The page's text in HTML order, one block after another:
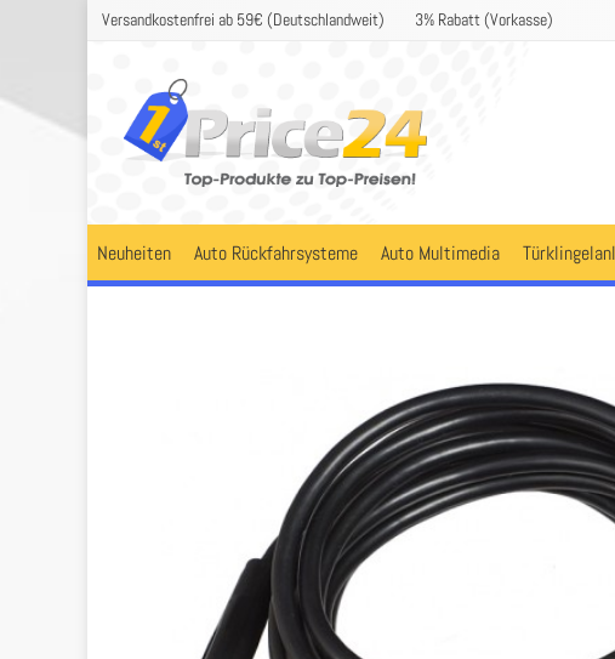
Versandkostenfrei ab 59€ (Deutschlandweit) 3% Rabatt (Vorkasse)
Neuheiten Auto Rückfahrsysteme Auto Multimedia